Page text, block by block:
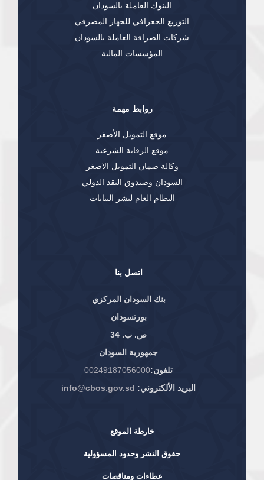
اتصل بنا
بنك السودان المركزي
بورتسودان
ص. ب. 34
جمهورية السودان
تلفون:00249187056000
البريد الألكتروني: info@cbos.gov.sd
البنوك العاملة بالسودان
التوزيع الجغرافي للجهاز المصرفي
شركات الصرافة العاملة بالسودان
المؤسسات المالية
روابط مهمة
موقع التمويل الأصغر
موقع الرقابة الشرعية
وكالة ضمان التمويل الاصغر
السودان وصندوق النقد الدولي
النظام العام لنشر البيانات
خارطة الموقع
حقوق النشر وحدود المسؤولية
عطاءات ومناقصات